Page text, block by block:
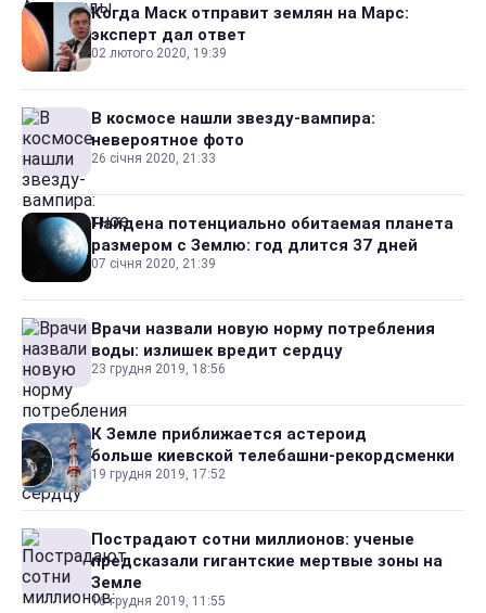
Когда Маск отправит землян на Марс:
эксперт дал ответ
02 лютого 2020, 19:39
В космосе нашли звезду-вампира:
невероятное фото
26 січня 2020, 21:33
Найдена потенциально обитаемая планета
размером с Землю: год длится 37 дней
07 січня 2020, 21:39
Врачи назвали новую норму потребления
воды: излишек вредит сердцу
23 грудня 2019, 18:56
К Земле приближается астероид
больше киевской телебашни-рекордсменки
19 грудня 2019, 17:52
Пострадают сотни миллионов: ученые
предсказали гигантские мертвые зоны на
Земле
16 грудня 2019, 11:55